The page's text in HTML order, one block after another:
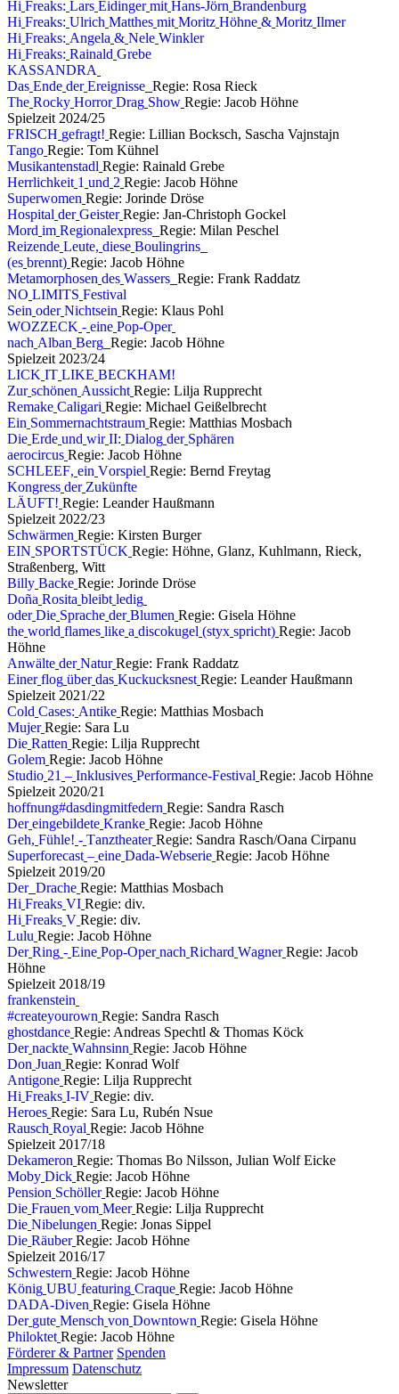
Hi Freaks: Lars Eidinger mit Hans-Jörn Brandenburg
Hi Freaks: Ulrich Matthes mit Moritz Höhne & Moritz Ilmer
Hi Freaks: Angela & Nele Winkler
Hi Freaks: Rainald Grebe
KASSANDRA
Das Ende der Ereignisse Regie: Rosa Rieck
The Rocky Horror Drag Show Regie: Jacob Höhne
Spielzeit 2024/25
FRISCH gefragt! Regie: Lillian Bocksch, Sascha Vajnstajn
Tango Regie: Tom Kühnel
Musikantenstadl Regie: Rainald Grebe
Herrlichkeit 1 und 2 Regie: Jacob Höhne
Superwomen Regie: Jorinde Dröse
Hospital der Geister Regie: Jan-Christoph Gockel
Mord im Regionalexpress Regie: Milan Peschel
Reizende Leute, diese Boulingrins
(es brennt) Regie: Jacob Höhne
Metamorphosen des Wassers Regie: Frank Raddatz
NO LIMITS Festival
Sein oder Nichtsein Regie: Klaus Pohl
WOZZECK - eine Pop-Oper
nach Alban Berg Regie: Jacob Höhne
Spielzeit 2023/24
LICK IT LIKE BECKHAM!
Zur schönen Aussicht Regie: Lilja Rupprecht
Remake Caligari Regie: Michael Geißelbrecht
Ein Sommernachtstraum Regie: Matthias Mosbach
Die Erde und wir II: Dialog der Sphären
aerocircus Regie: Jacob Höhne
SCHLEEF, ein Vorspiel Regie: Bernd Freytag
Kongress der Zukünfte
LÄUFT! Regie: Leander Haußmann
Spielzeit 2022/23
Schwärmen Regie: Kirsten Burger
EIN SPORTSTÜCK Regie: Höhne, Glanz, Kuhlmann, Rieck,
Straßenberg, Witt
Billy Backe Regie: Jorinde Dröse
Doña Rosita bleibt ledig
oder Die Sprache der Blumen Regie: Gisela Höhne
the world flames like a discokugel (styx spricht) Regie: Jacob
Höhne
Anwälte der Natur Regie: Frank Raddatz
Einer flog über das Kuckucksnest Regie: Leander Haußmann
Spielzeit 2021/22
Cold Cases: Antike Regie: Matthias Mosbach
Mujer Regie: Sara Lu
Die Ratten Regie: Lilja Rupprecht
Golem Regie: Jacob Höhne
Studio 21 – Inklusives Performance-Festival Regie: Jacob Höhne
Spielzeit 2020/21
hoffnung#dasdingmitfedern Regie: Sandra Rasch
Der eingebildete Kranke Regie: Jacob Höhne
Geh, Fühle! - Tanztheater Regie: Sandra Rasch/Oana Cirpanu
Superforecast – eine Dada-Webserie Regie: Jacob Höhne
Spielzeit 2019/20
Der Drache Regie: Matthias Mosbach
Hi Freaks VI Regie: div.
Hi Freaks V Regie: div.
Lulu Regie: Jacob Höhne
Der Ring - Eine Pop-Oper nach Richard Wagner Regie: Jacob
Höhne
Spielzeit 2018/19
frankenstein
#createyourown Regie: Sandra Rasch
ghostdance Regie: Andreas Spechtl & Thomas Köck
Der nackte Wahnsinn Regie: Jacob Höhne
Don Juan Regie: Konrad Wolf
Antigone Regie: Lilja Rupprecht
Hi Freaks I-IV Regie: div.
Heroes Regie: Sara Lu, Rubén Nsue
Rausch Royal Regie: Jacob Höhne
Spielzeit 201 7/18
Dekameron Regie: Thomas Bo Nilsson, Julian Wolf Eicke
Moby Dick Regie: Jacob Höhne
Pension Schöller Regie: Jacob Höhne
Die Frauen vom Meer Regie: Lilja Rupprecht
Die Nibelungen Regie: Jonas Sippel
Die Räuber Regie: Jacob Höhne
Spielzeit 2016/1 7
Schwestern Regie: Jacob Höhne
König UBU featuring Craque Regie: Jacob Höhne
DADA-Diven Regie: Gisela Höhne
Der gute Mensch von Downtown Regie: Gisela Höhne
Philoktet Regie: Jacob Höhne
Förderer & Partner Spenden
Impressum Datenschutz
Newsletter